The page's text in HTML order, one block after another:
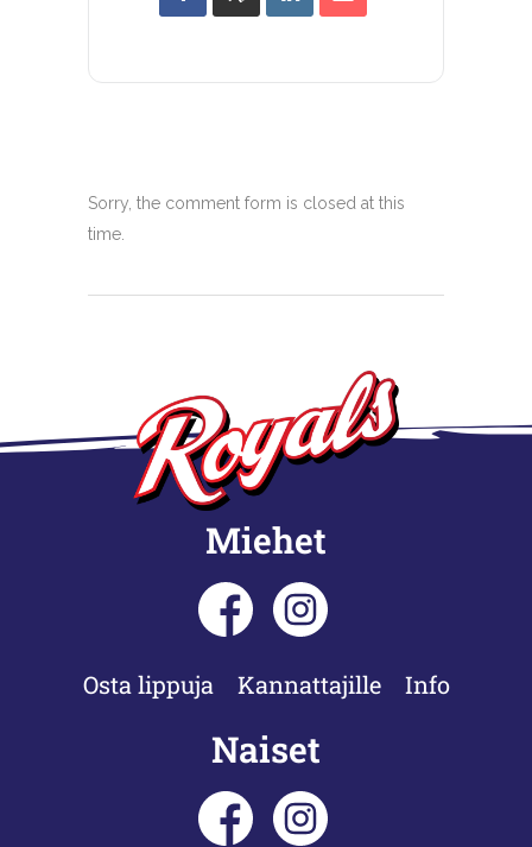
Sorry, the comment form is closed at this
time.
Miehet
Osta lippuja Kannattajille Info
Naiset